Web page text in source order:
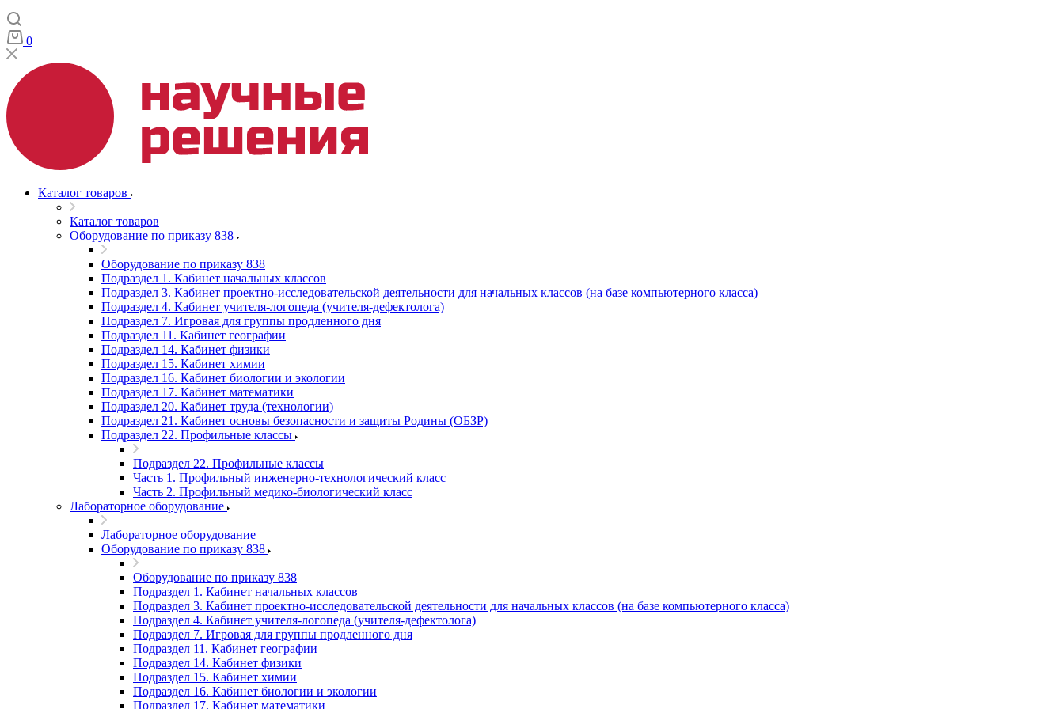
0
Каталог товаров
Каталог товаров
Оборудование по приказу 838
Оборудование по приказу 838
Подраздел 1. Кабинет начальных классов
Подраздел 3. Кабинет проектно-исследовательской деятельности для начальных классов (на базе компьютерного класса)
Подраздел 4. Кабинет учителя-логопеда (учителя-дефектолога)
Подраздел 7. Игровая для группы продленного дня
Подраздел 11. Кабинет географии
Подраздел 14. Кабинет физики
Подраздел 15. Кабинет химии
Подраздел 16. Кабинет биологии и экологии
Подраздел 17. Кабинет математики
Подраздел 20. Кабинет труда (технологии)
Подраздел 21. Кабинет основы безопасности и защиты Родины (ОБЗР)
Подраздел 22. Профильные классы
Подраздел 22. Профильные классы
Часть 1. Профильный инженерно-технологический класс
Часть 2. Профильный медико-биологический класс
Лабораторное оборудование
Лабораторное оборудование
Оборудование по приказу 838
Оборудование по приказу 838
Подраздел 1. Кабинет начальных классов
Подраздел 3. Кабинет проектно-исследовательской деятельности для начальных классов (на базе компьютерного класса)
Подраздел 4. Кабинет учителя-логопеда (учителя-дефектолога)
Подраздел 7. Игровая для группы продленного дня
Подраздел 11. Кабинет географии
Подраздел 14. Кабинет физики
Подраздел 15. Кабинет химии
Подраздел 16. Кабинет биологии и экологии
Подраздел 17. Кабинет математики